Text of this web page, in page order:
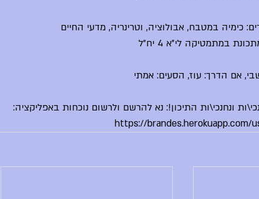
כימיה במטבח, אבולוציה, וטרינריה, מדעי החיים
במתמטיקה לי"א 4 יח"ל
אם הדרך: עוז, הסעים: אמתי
ונחנכי\ות התיכון!: נא להרשם ולרשום נוכחות באפליקציה:
https://brandes.herokuapp.com/